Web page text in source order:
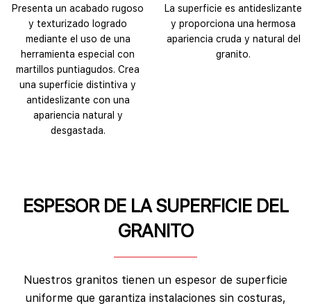
Presenta un acabado rugoso
y texturizado logrado
mediante el uso de una
herramienta especial con
martillos puntiagudos. Crea
una superficie distintiva y
antideslizante con una
apariencia natural y
desgastada.
La superficie es antideslizante
y proporciona una hermosa
apariencia cruda y natural del
granito.
ESPESOR DE LA SUPERFICIE DEL
GRANITO
Nuestros granitos tienen un espesor de superficie
uniforme que garantiza instalaciones sin costuras,